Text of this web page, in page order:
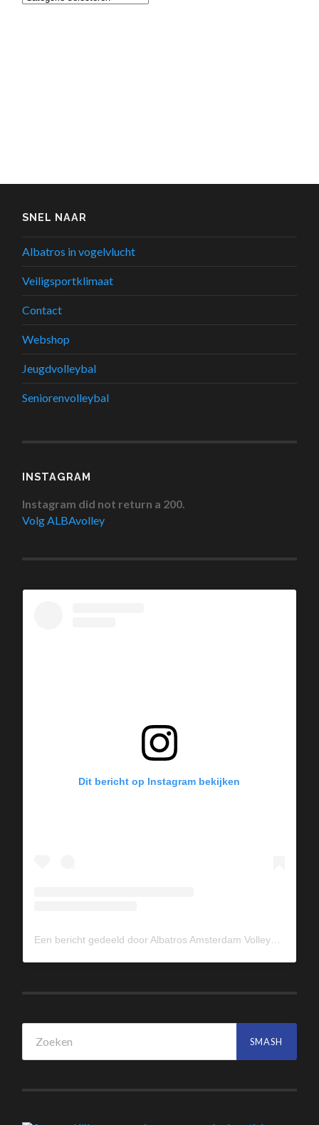
SNEL NAAR
Albatros in vogelvlucht
Veiligsportklimaat
Contact
Webshop
Jeugdvolleybal
Seniorenvolleybal
INSTAGRAM
Instagram did not return a 200.
Volg ALBAvolley
Dit bericht op Instagram bekijken